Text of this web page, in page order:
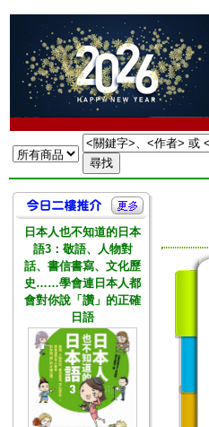
日本人也不知道的日本
語3：敬語、人物對
話、書信書寫、文化歷
史……學會連日本人都
會對你說「讚」的正確
日語